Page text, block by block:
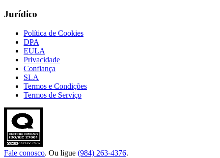
Jurídico
Política de Cookies
DPA
EULA
Privacidade
Confiança
SLA
Termos e Condições
Termos de Serviço
Fale conosco. Ou ligue (984) 263-4376.